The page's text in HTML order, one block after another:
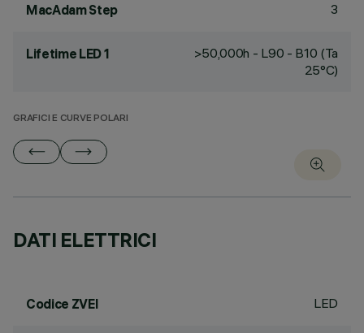
MacAdam Step 3
Lifetime LED 1
>50,000h - L90 - B10 (Ta
25°C)
GRAFICI E CURVE POLARI
DATI ELETTRICI
Codice ZVEI LED